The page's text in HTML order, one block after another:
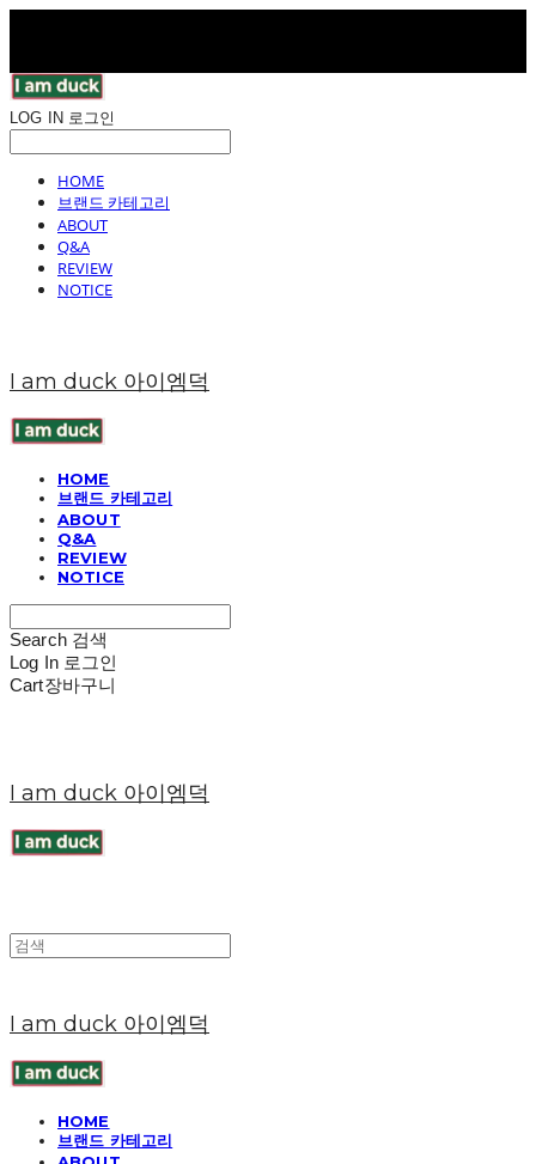
LOG IN 로그인
HOME
브랜드 카테고리
ABOUT
Q&A
REVIEW
NOTICE
I am duck 아이엠덕
HOME
브랜드 카테고리
ABOUT
Q&A
REVIEW
NOTICE
Search 검색
Log In 로그인
Cart장바구니
I am duck 아이엠덕
I am duck 아이엠덕
HOME
브랜드 카테고리